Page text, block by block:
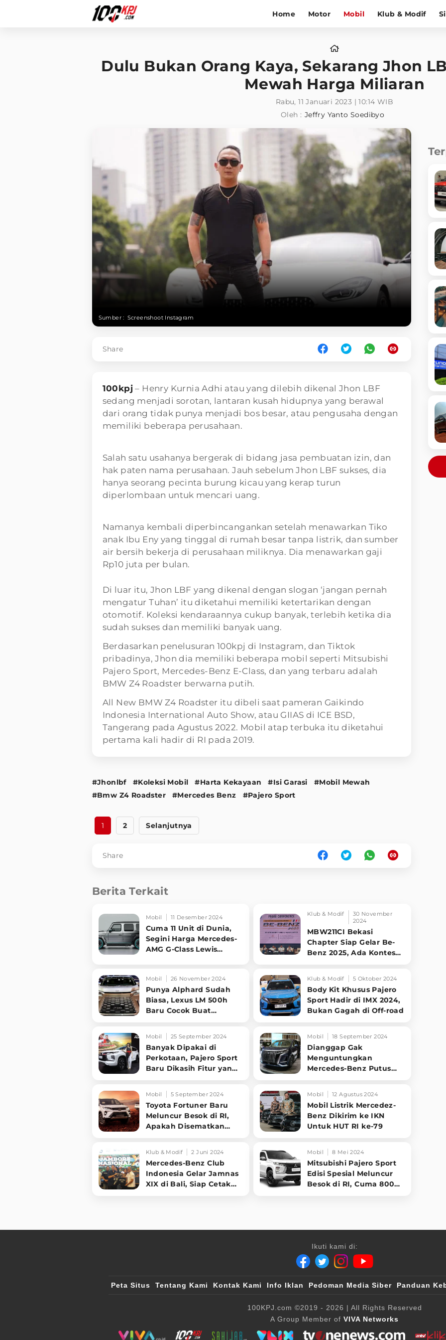
Home Motor Mobil Klub & Modif
Dulu Bukan Orang Kaya, Sekarang Jhon
Mewah Harga Miliaran
Rabu, 11 Januari 2023 | 10:14 WIB
Oleh : Jeffry Yanto Soedibyo
Sumber : Screenshoot Instagram
Share
100kpj– Henry Kurnia Adhi atau yang dilebih dikenal Jhon LBF
sedang menjadi sorotan, lantaran kusah hidupnya yang berawal
dari orang tidak punya menjadi bos besar, atau pengusaha dengan
memiliki beberapa perusahaan.
Salah satu usahanya bergerak di bidang jasa pembuatan izin, dan
hak paten nama perusahaan. Jauh sebelum Jhon LBF sukses, dia
hanya seorang pecinta burung kicau yang kerap turun
diperlombaan untuk mencari uang.
Namanya kembali diperbincangankan setelah menawarkan Tiko
anak Ibu Eny yang tinggal di rumah besar tanpa listrik, dan sumber
air bersih bekerja di perusahaan miliknya. Dia menawarkan gaji
Rp10 juta per bulan.
Di luar itu, Jhon LBF yang dikenal dengan slogan ‘jangan pernah
mengatur Tuhan’ itu diketahui memiliki ketertarikan dengan
otomotif. Koleksi kendaraannya cukup banyak, terlebih ketika dia
sudah sukses dan memiliki banyak uang.
Berdasarkan penelusuran 100kpj di Instagram, dan Tiktok
pribadinya, Jhon dia memiliki beberapa mobil seperti Mitsubishi
Pajero Sport, Mercedes-Benz E-Class, dan yang terbaru adalah
BMW Z4 Roadster berwarna putih.
All New BMW Z4 Roadster itu dibeli saat pameran Gaikindo
Indonesia International Auto Show, atau GIIAS di ICE BSD,
Tangerang pada Agustus 2022. Mobil atap terbuka itu diketahui
pertama kali hadir di RI pada 2019.
#Jhonlbf #Koleksi Mobil #Harta Kekayaan #Isi Garasi
#Mobil Mewah
#Bmw Z4 Roadster
#Mercedes Benz #Pajero Sport
1 2 Selanjutnya
Share
Berita Terkait
Mobil 11 Desember 2024
Cuma 11 Unit di Dunia,
Segini Harga Mercedes-
AMG G-Class Lewis
Klub & Modif
30 November
2024
MBW211CI Bekasi
Chapter Siap Gelar Be-
Benz 2025, Ada Kontes
Mobil 26 November 2024
Punya Alphard Sudah
Biasa, Lexus LM 500h
Baru Cocok Buat
Klub & Modif 5 Oktober 2024
Body Kit Khusus Pajero
Sport Hadir di IMX 2024,
Bukan Gagah di Off-road
Mobil 25 September 2024
Banyak Dipakai di
Perkotaan, Pajero Sport
Baru Dikasih Fitur yang
Mobil 18 September 2024
Dianggap Gak
Menguntungkan
Mercedes-Benz Putus
Mobil 5 September 2024
Toyota Fortuner Baru
Meluncur Besok di RI,
Apakah Disematkan
Mobil 12 Agustus 2024
Mobil Listrik Mercedez-
Benz Dikirim ke IKN
Untuk HUT RI ke-79
Klub & Modif 2 Juni 2024
Mercedes-Benz Club
Indonesia Gelar Jamnas
XIX di Bali, Siap Cetak
Mobil 8 Mei 2024
Mitsubishi Pajero Sport
Edisi Spesial Meluncur
Besok di RI, Cuma 800
Ikuti kami di:
Peta Situs Tentang Kami Kontak Kami Info Iklan Pedoman Media Siber Panduan
100KPJ.com ©2019 - 2026 | All Rights Reserved
A Group Member of VIVA Networks